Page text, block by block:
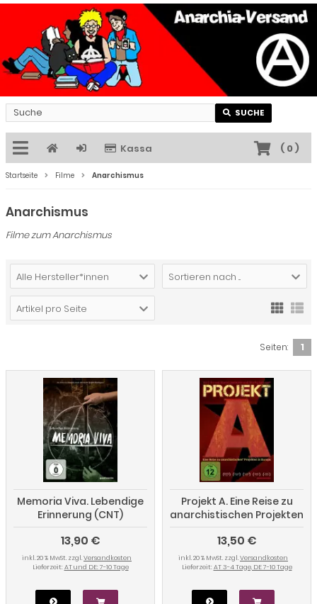
SUCHE
Kassa ( 0)
Startseite Filme Anarchismus
Anarchismus
Filme zum Anarchismus
Alle Hersteller*innen Sortieren nach ...
Artikel pro Seite
Seiten: 1
Memoria Viva. Lebendige
Erinnerung (CNT)
13,90 €
inkl. 20 % MwSt. zzgl.Versandkosten
Lieferzeit: AT und DE: 7-10 Tage
Projekt A. Eine Reise zu
anarchistischen Projekten
in Europa
13,50 €
inkl. 20 % MwSt. zzgl.Versandkosten
Lieferzeit: AT 3-4 Tage, DE 7-10 Tage